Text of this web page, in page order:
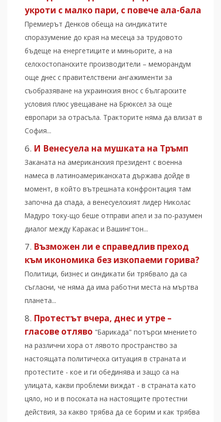
укроти с малко пари, с повече ала-бала
Премиерът Денков обеща на синдикатите
споразумение до края на месеца за трудовото
бъдеще на енергетиците и миньорите, а на
селскостопанските производители – меморандум
още днес с правителствени ангажименти за
съобразяване на украинския внос с българските
условия плюс увещаване на Брюксел за още
европари за отрасъла. Тракторите няма да влизат в
София...
И Венесуела на мушката на Тръмп
Заканата на американския президент с военна
намеса в латиноамериканската държава дойде в
момент, в който вътрешната конфронтация там
започна да спада, а венесуелският лидер Николас
Мадуро току-що беше отправи апел и за по-разумен
диалог между Каракас и Вашингтон...
Възможен ли е справедлив преход
към икономика без изкопаеми горива?
Политици, бизнес и синдикати би трябвало да са
съгласни, че няма да има работни места на мъртва
планета...
Протестът вчера, днес и утре –
гласове отляво "Барикада" потърси мнението
на различни хора от лявото пространство за
настоящата политическа ситуация в страната и
протестите - кое и ги обединява и защо са на
улицата, какви проблеми виждат - в страната като
цяло, но и в посоката на настоящите протестни
действия, за какво трябва да се борим и как трябва